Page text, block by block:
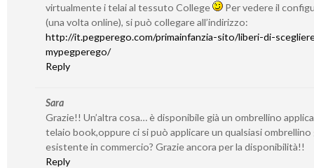
virtualmente i telai al tessuto College
Per vedere il
(una volta online), si può collegare all’indirizzo:
http://it.pegperego.com/primainfanzia-sito/liberi-di-
mypegperego/
Reply
Sara
Grazie!! Un’altra cosa… è disponibile già un ombrellino
telaio book,oppure ci si può applicare un qualsiasi ombrellino
esistente in commercio? Grazie ancora per la disponibilità!!
Reply